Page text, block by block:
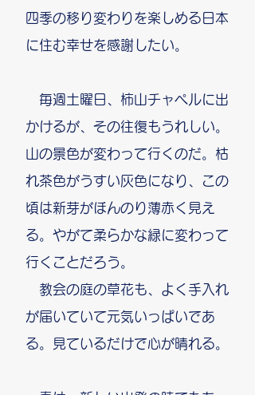
四季の移り変わりを楽しめる日本
に住む幸せを感謝したい。
毎週土曜日、柿山チャペルに出
かけるが、その往復もうれしい。
山の景色が変わって行くのだ。枯
れ茶色がうすい灰色になり、この
頃は新芽がほんのり薄赤く見え
る。やがて柔らかな緑に変わって
行くことだろう。
教会の庭の草花も、よく手入れ
が届いていて元気いっぱいであ
る。見ているだけで心が晴れる。